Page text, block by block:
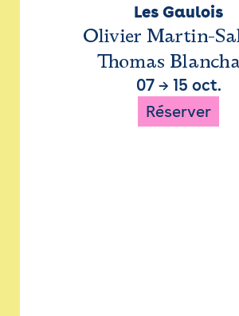
Les Gaulois
Olivier Martin-
Thomas
07→ 15 oct.
Réserver